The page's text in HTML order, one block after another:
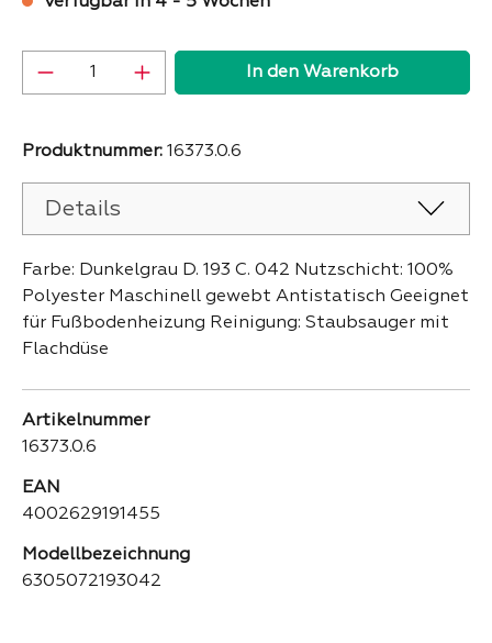
Produkt Anzahl: Gib den gewünschten
In den Warenkorb
Produktnummer: 16373.0.6
Details
Farbe: Dunkelgrau D. 193 C. 042 Nutzschicht: 100%
Polyester Maschinell gewebt Antistatisch Geeignet
für Fußbodenheizung Reinigung: Staubsauger mit
Flachdüse
Artikelnummer
16373.0.6
EAN
4002629191455
Modellbezeichnung
6305072193042